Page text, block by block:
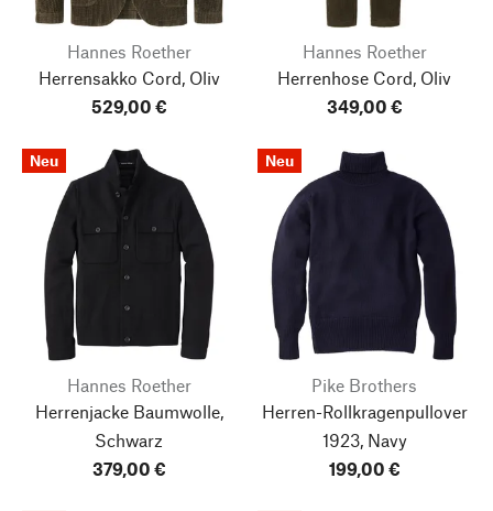
Hannes Roether
Herrensakko Cord, Oliv
529,00 €
Hannes Roether
Herrenhose Cord, Oliv
349,00 €
Neu
Hannes Roether
Herrenjacke Baumwolle,
Schwarz
379,00 €
Neu
Pike Brothers
Herren-Rollkragenpullover
1923, Navy
199,00 €